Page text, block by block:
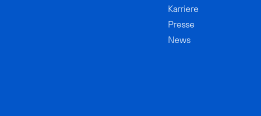
Karriere
Presse
News